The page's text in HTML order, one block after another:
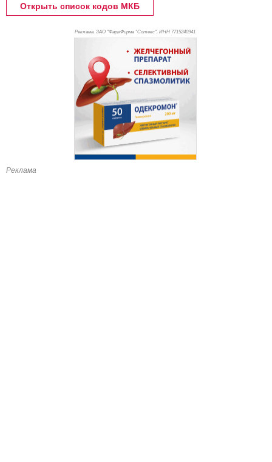
Открыть список кодов МКБ
Реклама. ЗАО "ФармФирма "Сотекс", ИНН 7715240941
Реклама